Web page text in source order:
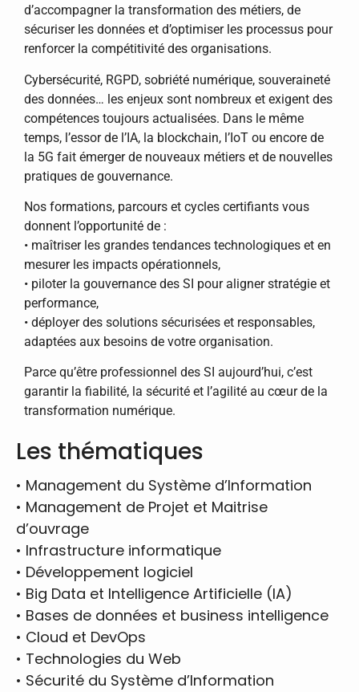
d’accompagner la transformation des métiers, de
sécuriser les données et d’optimiser les processus pour
renforcer la compétitivité des organisations.
Cybersécurité, RGPD, sobriété numérique, souveraineté
des données… les enjeux sont nombreux et exigent des
compétences toujours actualisées. Dans le même
temps, l’essor de l’IA, la blockchain, l’IoT ou encore de
la 5G fait émerger de nouveaux métiers et de nouvelles
pratiques de gouvernance.
Nos formations, parcours et cycles certifiants vous
donnent l’opportunité de :
• maîtriser les grandes tendances technologiques et en
mesurer les impacts opérationnels,
• piloter la gouvernance des SI pour aligner stratégie et
performance,
• déployer des solutions sécurisées et responsables,
adaptées aux besoins de votre organisation.
Parce qu’être professionnel des SI aujourd’hui, c’est
garantir la fiabilité, la sécurité et l’agilité au cœur de la
transformation numérique.
Les thématiques
• Management du Système d’Information
• Management de Projet et Maitrise
d’ouvrage
• Infrastructure informatique
• Développement logiciel
• Big Data et Intelligence Artificielle (IA)
• Bases de données et business intelligence
• Cloud et DevOps
• Technologies du Web
• Sécurité du Système d’Information